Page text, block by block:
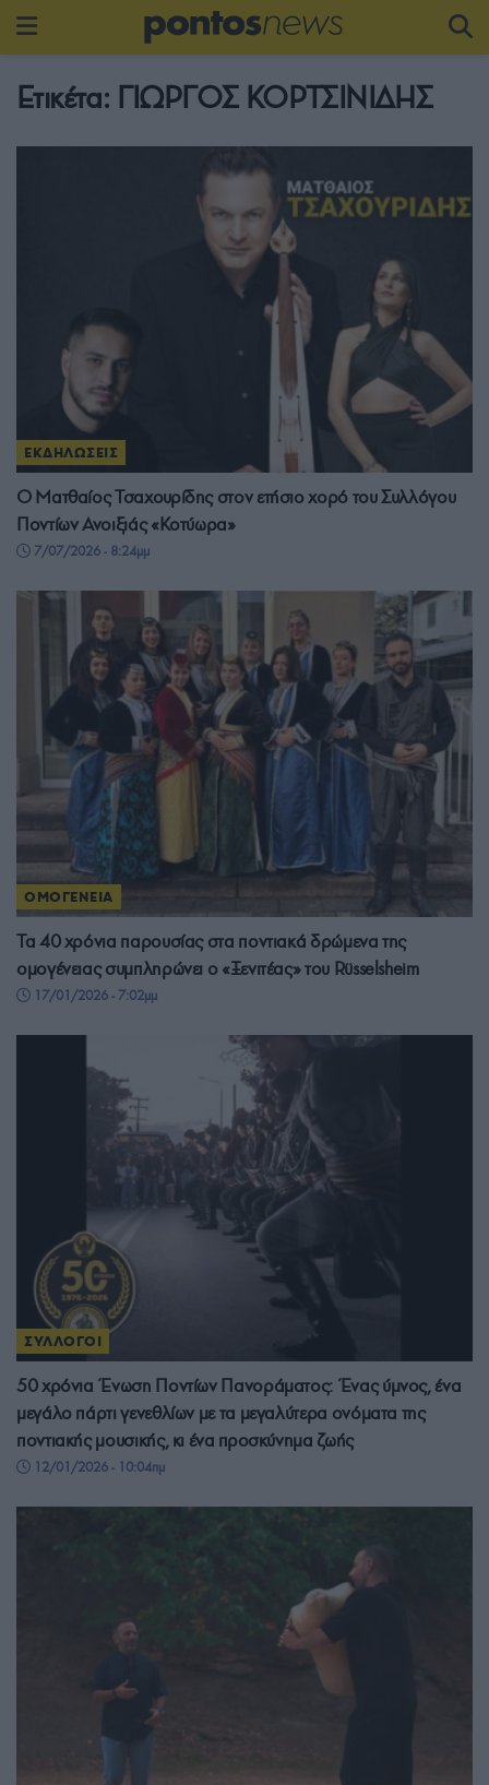
Ετικέτα: ΓΙΩΡΓΟΣ ΚΟΡΤΣΙΝΙΔΗΣ
ΕΚΔΗΛΩΣΕΙΣ
Ο Ματθαίος Τσαχουρίδης στον ετήσιο χορό του Συλλόγου
Ποντίων Ανοιξιάς «Κοτύωρα»
7/07/2026 - 8:24μμ
ΟΜΟΓΕΝΕΙΑ
Τα 40 χρόνια παρουσίας στα ποντιακά δρώμενα της
ομογένειας συμπληρώνει ο «Ξενιτέας» του Rüsselsheim
17/01/2026 - 7:02μμ
ΣΥΛΛΟΓΟΙ
50 χρόνια Ένωση Ποντίων Πανοράματος: Ένας ύμνος, ένα
μεγάλο πάρτι γενεθλίων με τα μεγαλύτερα ονόματα της
ποντιακής μουσικής, κι ένα προσκύνημα ζωής
12/01/2026 - 10:04πμ